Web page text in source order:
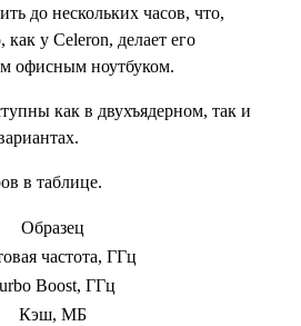
до нескольких часов, что,
как у Celeron, делает его
офисным ноутбуком.
как в двухъядерном, так и
в таблице.
Образец
частота, ГГц
Boost, ГГц
Кэш, МБ